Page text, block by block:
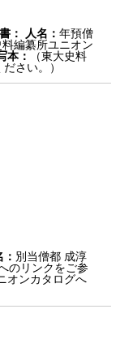
： 人名：年預僧
料編纂所ユニオン
本：
（東大史料
さい。）
： 別当僧都 成淳
のリンクをご参
オンカタログへ